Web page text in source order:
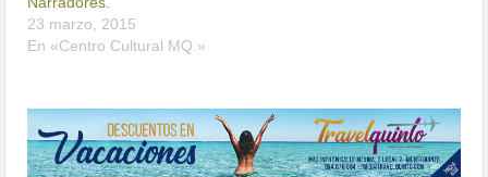
23 marzo, 2015
En «Centro Cultural MQ.»